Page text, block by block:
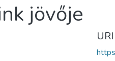
jövője
URI